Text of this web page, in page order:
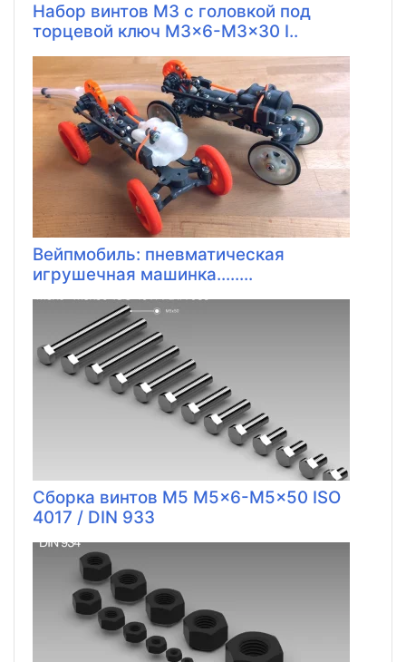
Набор винтов M3 с головкой под
торцевой ключ M3x6-M3x30 I..
Вейпмобиль: пневматическая
игрушечная машинка........
Сборка винтов M5 M5x6-M5x50 ISO
4017 / DIN 933